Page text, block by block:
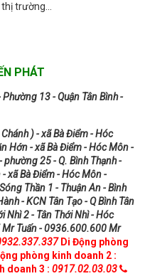
trường...
PHÁT
13 - Quận Tân Bình -
) - xã Bà Điểm - Hóc
Hớn - xã Bà Điểm - Hóc Môn -
phường 25 - Q. Bình Thạnh -
xã Bà Điểm - Hóc Môn -
Thần 1 - Thuận An - Bình
- KCN Tân Tạo - Q Bình Tân
Nhì 2 - Tân Thới Nhì - Hóc
Tuấn - 0936.600.600 Mr
Di Động phòng
phòng kinh doanh 2 :
doanh 3 : 0917.02.03.03